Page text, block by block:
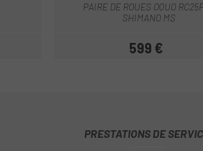
PAIRE DE ROUES OQUO
SHIMANO MS
Prix
599 €
PRESTATIONS DE